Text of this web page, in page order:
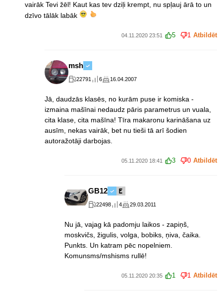
vairāk Tevi žēl! Kaut kas tev dziļi krempt, nu spļauj ārā to un
dzīvo tālāk labāk
04.11.2020 23:51 5 1 Atbildēt
msh
22791 6 16.04.2007
Jā, daudzās klasēs, no kurām puse ir komiska -
izmaina mašīnai nedaudz pāris parametrus un vuala,
cita klase, cita mašīna! Tīra makaronu karināšana uz
ausīm, nekas vairāk, bet nu tieši tā arī šodien
autoražotāji darbojas.
05.11.2020 18:41 3 0 Atbildēt
GB12
22498 4 29.03.2011
Nu jā, vajag kā padomju laikos - zapiņš,
moskvičs, žigulis, volga, bobiks, ņiva, čaika.
Punkts. Un katram pēc nopelniem.
Komunsms/mshisms rullē!
05.11.2020 20:35 1 1 Atbildēt